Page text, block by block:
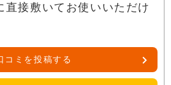
直接敷いてお使いいただけ
コミを投稿する